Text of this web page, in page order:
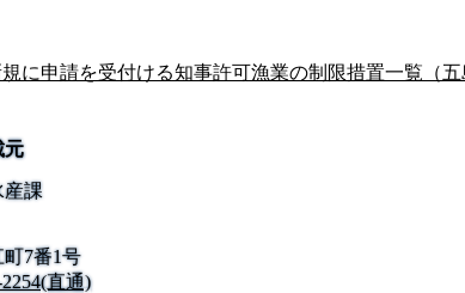
に申請を受付ける知事許可漁業の制限措置一覧（五
元
課
7番1号
直通)